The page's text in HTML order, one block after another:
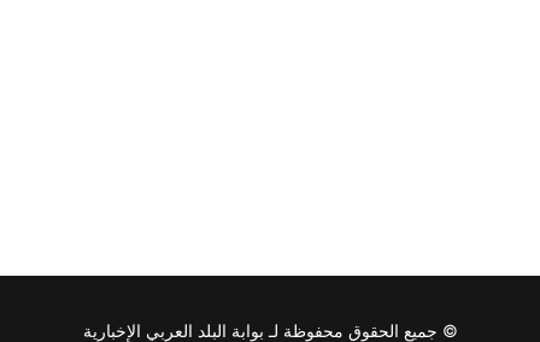
© جميع الحقوق محفوظة لـ بوابة البلد العربي الإخبارية